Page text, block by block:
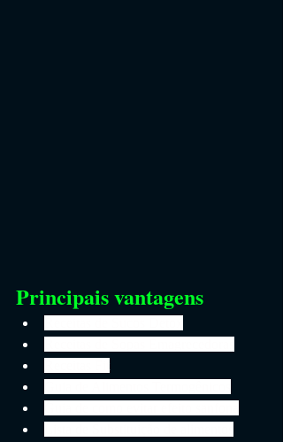
Principais vantagens